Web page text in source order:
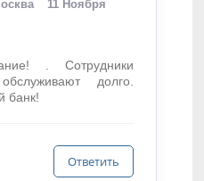
11 Ноября
. Сотрудники
долго.
банк!
Ответить